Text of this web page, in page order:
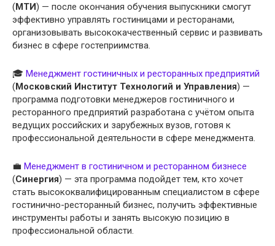
(МТИ) — после окончания обучения выпускники смогут
эффективно управлять гостиницами и ресторанами,
организовывать высококачественный сервис и развивать
бизнес в сфере гостеприимства.
🎓 Менеджмент гостиничных и ресторанных предприятий
(Московский Институт Технологий и Управления) —
программа подготовки менеджеров гостиничного и
ресторанного предприятий разработана с учётом опыта
ведущих российских и зарубежных вузов, готовя к
профессиональной деятельности в сфере менеджмента.
💼 Менеджмент в гостиничном и ресторанном бизнесе
(Синергия) — эта программа подойдет тем, кто хочет
стать высококвалифицированным специалистом в сфере
гостинично-ресторанный бизнес, получить эффективные
инструменты работы и занять высокую позицию в
профессиональной области.